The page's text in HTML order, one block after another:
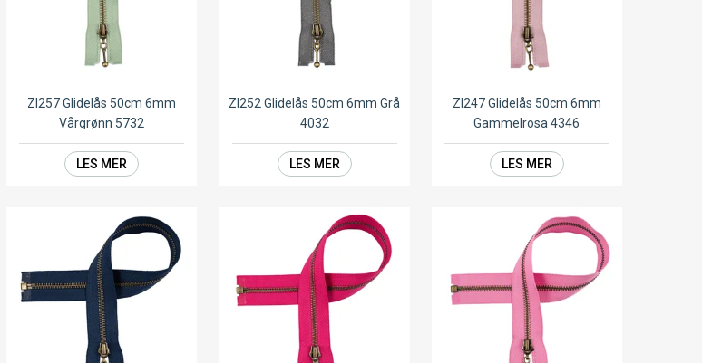
ZI257 Glidelås 50cm 6mm
Vårgrønn 5732
LES MER
ZI252 Glidelås 50cm 6mm Grå
4032
LES MER
ZI247 Glidelås 50cm 6mm
Gammelrosa 4346
LES MER